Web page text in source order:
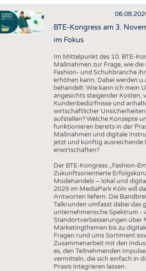
HAUS- UND HEIMTEXTILIEN
BEKLEIDUNG
AUSSCHREIBUNGEN
DTV AUSSCHREIBUNGSDIENST
DAUNENCHECK
ADRESSEN & LINKS
PUBLIKATIONEN
TERMINE
BTE-Kongress am 3.
im Fokus
Im Mittelpunkt des 10. BTE-
Maßnahmen zur Frage, wie
Fashion- und Schuhbranche
erhöhen kann. Dabei werden
behandelt: Wie kann ich mein
angesichts steigender Kosten,
Kundenbedürfnisse und
wirtschaftlicher
aufstellen? Welche Konzepte
funktionieren bereits in der
Maßnahmen und digitale
jetzt und künftig ausreichende
erwirtschaften?
Der BTE-Kongress „Fashion-
Zukunftsorientierte
Modehandels – lokal und
2026 im MediaPark Köln will
Antworten liefern. Die
Talkrunden umfasst dabei das
unternehmerische Spektrum -
Standortverbesserungen über
Marketingthemen bis zu
Fragen rund ums Sortiment
Zusammenarbeit mit den
es, den Teilnehmenden
vermitteln, die sich einfach in
Praxis integrieren lassen.